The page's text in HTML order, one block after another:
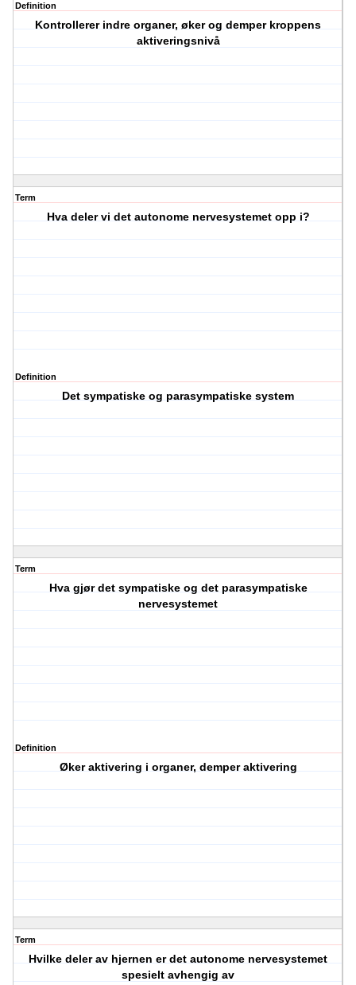
Definition
Kontrollerer indre organer, øker og demper kroppens
aktiveringsnivå
Term
Hva deler vi det autonome nervesystemet opp i?
Definition
Det sympatiske og parasympatiske system
Term
Hva gjør det sympatiske og det parasympatiske
nervesystemet
Definition
Øker aktivering i organer, demper aktivering
Term
Hvilke deler av hjernen er det autonome nervesystemet
spesielt avhengig av